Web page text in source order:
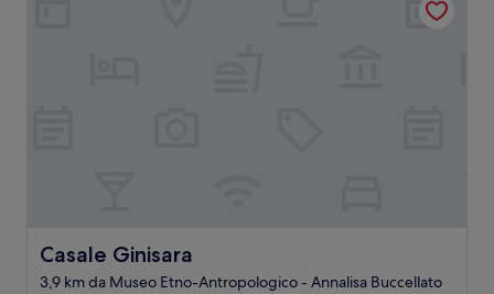
Casale Ginisara
Casale Ginisara
3,9 km da Museo Etno-Antropologico - Annalisa Buccellato